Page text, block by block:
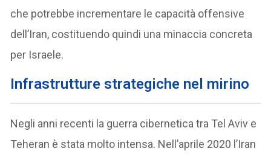
che potrebbe incrementare le capacità offensive
dell’Iran, costituendo quindi una minaccia concreta
per Israele.
Infrastrutture strategiche nel mirino
Negli anni recenti la guerra cibernetica tra Tel Aviv e
Teheran è stata molto intensa. Nell’aprile 2020 l’Iran